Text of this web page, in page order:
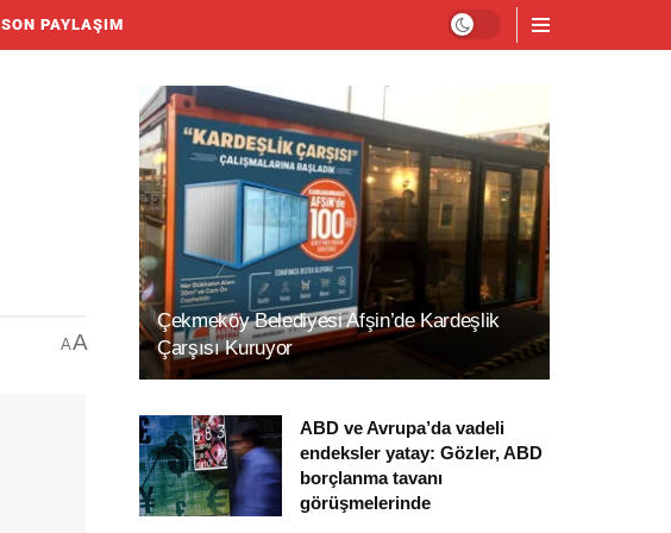
SON PAYLAŞIM
AA
Çekmeköy Belediyesi Afşin’de Kardeşlik
Çarşısı Kuruyor
ABD ve Avrupa’da vadeli
endeksler yatay: Gözler, ABD
borçlanma tavanı
görüşmelerinde